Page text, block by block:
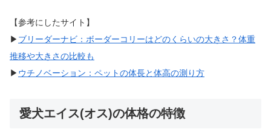
【参考にしたサイト】
▶︎ ブリーダーナビ：ボーダーコリーはどのくらいの大きさ？体重
推移や大きさの比較も
▶︎ ウチノベーション：ペットの体長と体高の測り方
愛犬エイス(オス)の体格の特徴